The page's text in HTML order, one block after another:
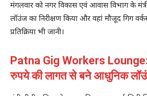
मंगलवार को नगर विकास एवं आवास विभाग के मंत्री
लॉउंज का निरीक्षण किया और वहां मौजूद गिग
प्रतिक्रिया भी जानी।
Patna Gig Workers
रुपये की लागत से बने आधुनिक